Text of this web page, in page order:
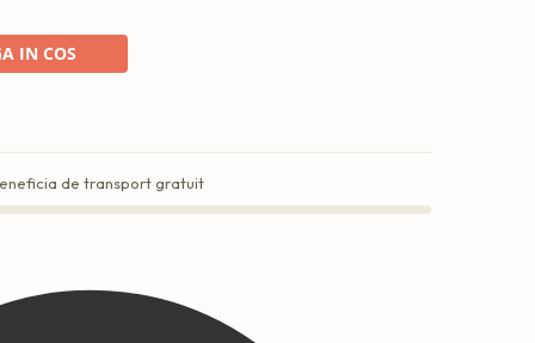
IN COS
de transport gratuit